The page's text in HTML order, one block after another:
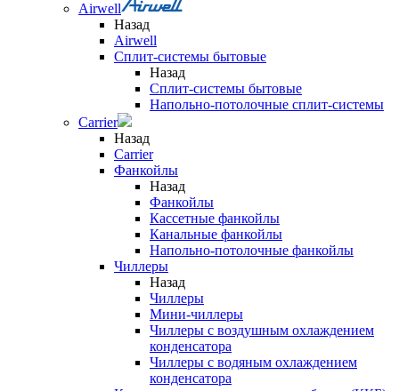
Airwell
Назад
Airwell
Сплит-системы бытовые
Назад
Сплит-системы бытовые
Напольно-потолочные сплит-системы
Carrier
Назад
Carrier
Фанкойлы
Назад
Фанкойлы
Кассетные фанкойлы
Канальные фанкойлы
Напольно-потолочные фанкойлы
Чиллеры
Назад
Чиллеры
Мини-чиллеры
Чиллеры с воздушным охлаждением
конденсатора
Чиллеры с водяным охлаждением
конденсатора